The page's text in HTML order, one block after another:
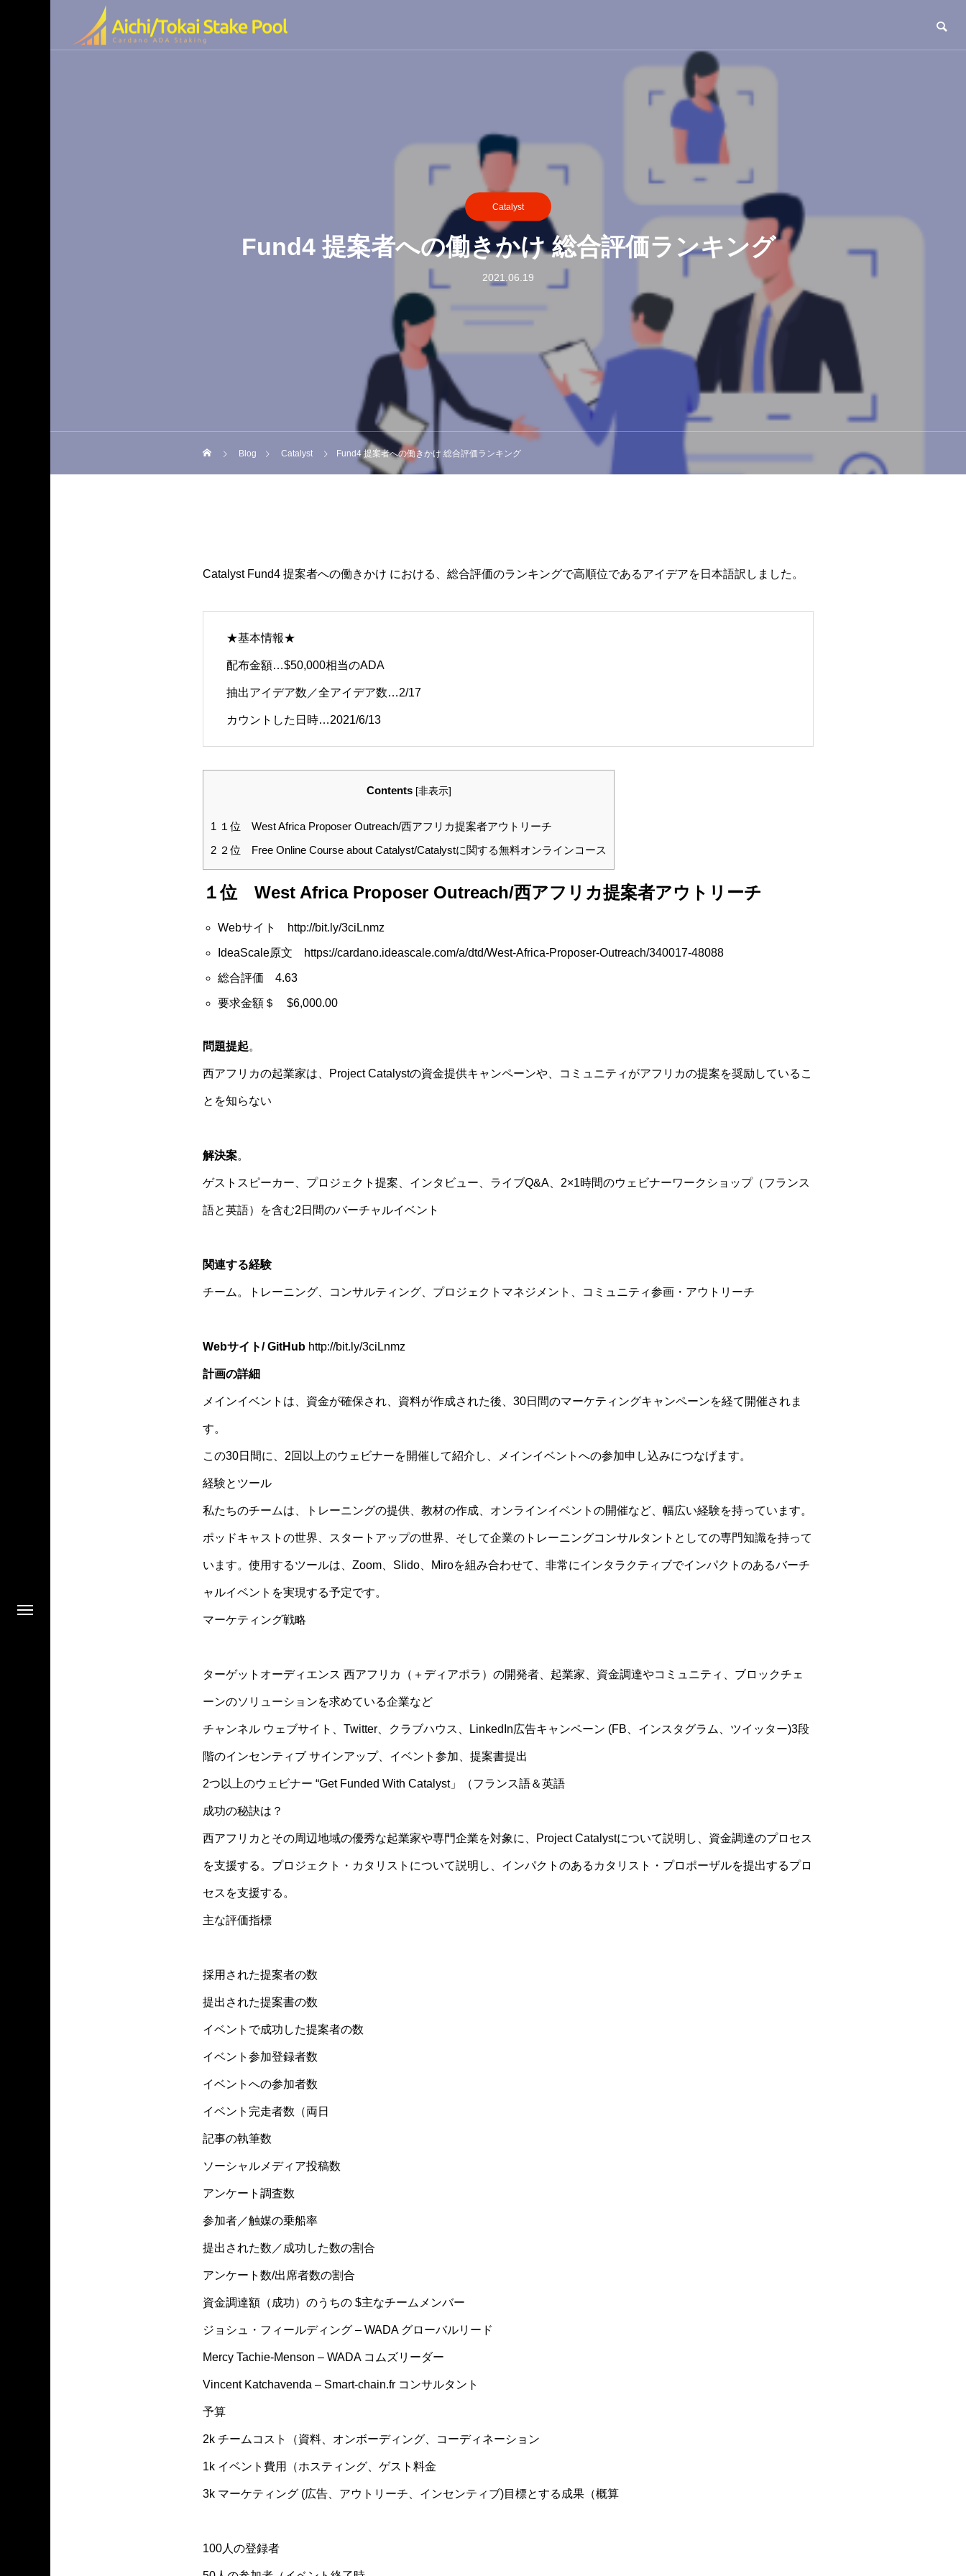
Catalyst
Fund4 提案者への働きかけ 総合評価ランキング
2021.06.19
Blog Catalyst Fund4 提案者への働きかけ 総合評価ランキング
Catalyst Fund4 提案者への働きかけ における、総合評価のランキングで高順位であるアイデアを日本語訳しました。
★基本情報★
配布金額…$50,000相当のADA
抽出アイデア数／全アイデア数…2/17
カウントした日時…2021/6/13
Contents [非表示]
1 １位 West Africa Proposer Outreach/⻄アフリカ提案者アウトリーチ
2 ２位 Free Online Course about Catalyst/Catalystに関する無料オンラインコース
１位 West Africa Proposer Outreach/⻄アフリカ提案者アウトリーチ
Webサイト http://bit.ly/3ciLnmz
IdeaScale原文 https://cardano.ideascale.com/a/dtd/West-Africa-Proposer-Outreach/340017-48088
総合評価 4.63
要求金額＄ $6,000.00
問題提起。
西アフリカの起業家は、Project Catalystの資金提供キャンペーンや、コミュニティがアフリカの提案を奨励しているこ
とを知らない
解決案。
ゲストスピーカー、プロジェクト提案、インタビュー、ライブQ&A、2×1時間のウェビナーワークショップ（フランス
語と英語）を含む2日間のバーチャルイベント
関連する経験
チーム。トレーニング、コンサルティング、プロジェクトマネジメント、コミュニティ参画・アウトリーチ
Webサイト/ GitHub http://bit.ly/3ciLnmz
計画の詳細
メインイベントは、資金が確保され、資料が作成された後、30日間のマーケティングキャンペーンを経て開催されま
す。
この30日間に、2回以上のウェビナーを開催して紹介し、メインイベントへの参加申し込みにつなげます。
経験とツール
私たちのチームは、トレーニングの提供、教材の作成、オンラインイベントの開催など、幅広い経験を持っています。
ポッドキャストの世界、スタートアップの世界、そして企業のトレーニングコンサルタントとしての専門知識を持って
います。使用するツールは、Zoom、Slido、Miroを組み合わせて、非常にインタラクティブでインパクトのあるバーチ
ャルイベントを実現する予定です。
マーケティング戦略
ターゲットオーディエンス 西アフリカ（＋ディアポラ）の開発者、起業家、資金調達やコミュニティ、ブロックチェ
ーンのソリューションを求めている企業など
チャンネル ウェブサイト、Twitter、クラブハウス、LinkedIn広告キャンペーン (FB、インスタグラム、ツイッター)3段
階のインセンティブ サインアップ、イベント参加、提案書提出
2つ以上のウェビナー “Get Funded With Catalyst」（フランス語＆英語
成功の秘訣は？
西アフリカとその周辺地域の優秀な起業家や専門企業を対象に、Project Catalystについて説明し、資金調達のプロセス
を支援する。プロジェクト・カタリストについて説明し、インパクトのあるカタリスト・プロポーザルを提出するプロ
セスを支援する。
主な評価指標
採用された提案者の数
提出された提案書の数
イベントで成功した提案者の数
イベント参加登録者数
イベントへの参加者数
イベント完走者数（両日
記事の執筆数
ソーシャルメディア投稿数
アンケート調査数
参加者／触媒の乗船率
提出された数／成功した数の割合
アンケート数/出席者数の割合
資金調達額（成功）のうちの $主なチームメンバー
ジョシュ・フィールディング – WADA グローバルリード
Mercy Tachie-Menson – WADA コムズリーダー
Vincent Katchavenda – Smart-chain.fr コンサルタント
予算
2k チームコスト（資料、オンボーディング、コーディネーション
1k イベント費用（ホスティング、ゲスト料金
3k マーケティング (広告、アウトリーチ、インセンティブ)目標とする成果（概算
100人の登録者